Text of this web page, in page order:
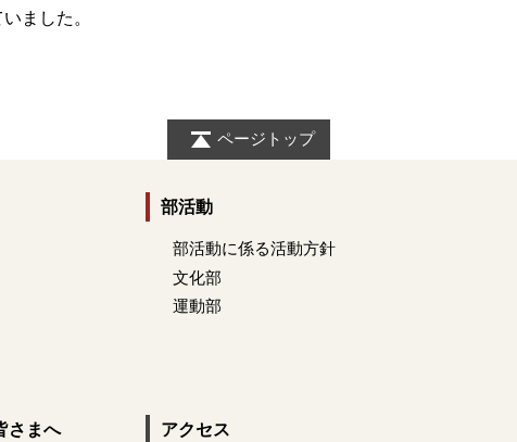
ました。
ページトップ
部活動
部活動に係る活動方針
文化部
運動部
さまへ アクセス